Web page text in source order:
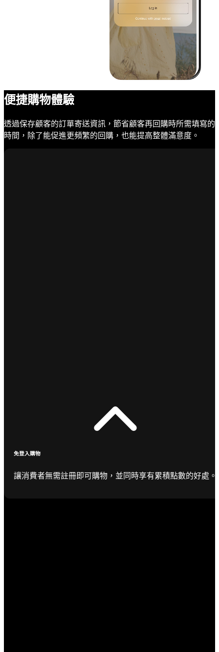
便捷購物體驗
透過保存顧客的訂單寄送資訊，節省顧客再回購時所需填寫的
時間，除了能促進更頻繁的回購，也能提高整體滿意度。
免登入購物
讓消費者無需註冊即可購物，並同時享有累積點數的好處。